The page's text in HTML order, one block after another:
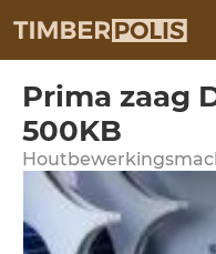
Prima zaag
500KB